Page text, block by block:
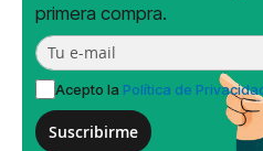
primera compra.
Acepto la Política de
Suscribirme